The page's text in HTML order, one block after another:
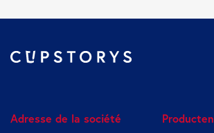
Adresse de la société Producten